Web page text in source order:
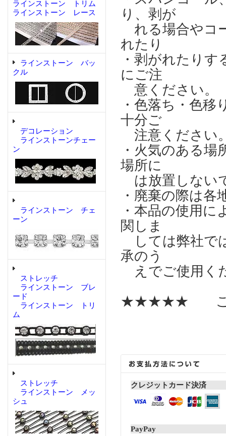
ラインストーン トリム
ラインストーン レース
ラインストーン バッ
クル
デコレーション
ラインストーンチェー
ン
ラインストーン チェ
ーン
ストレッチ
ラインストーン ブレ
ード
ラインストーン トリ
ム
ストレッチ
ラインストーン メッ
シュ
り、剥が
れる場合やコ
れたり
・剥がれたり
にご注
意ください。
・色落ち・色
十分ご
注意ください
・火気のある場
場所に
は放置しない
・廃棄の際は
・本品の使用
関しま
しては弊社で
承のう
えでご使用く
★★★★★ こ
クレジットカード決済
PayPay